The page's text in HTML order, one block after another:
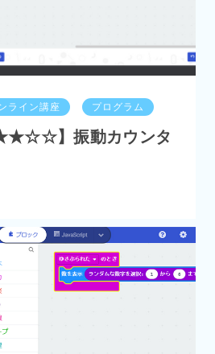
ライン講座 プログラム
】振動カウンタ